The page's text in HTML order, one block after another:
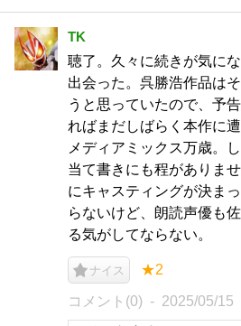
TK
聴了。久々に続きが気に
出会った。呉勝浩作品は
うと思っていたので、予
ればまだしばらく本作に
メディアミックス万歳。
当て書きにも程がありま
にキャスティングが決ま
らないけど、朗読声優も
る気がしてならない。
ナイス ★2
コメント(0) 2025/05/15